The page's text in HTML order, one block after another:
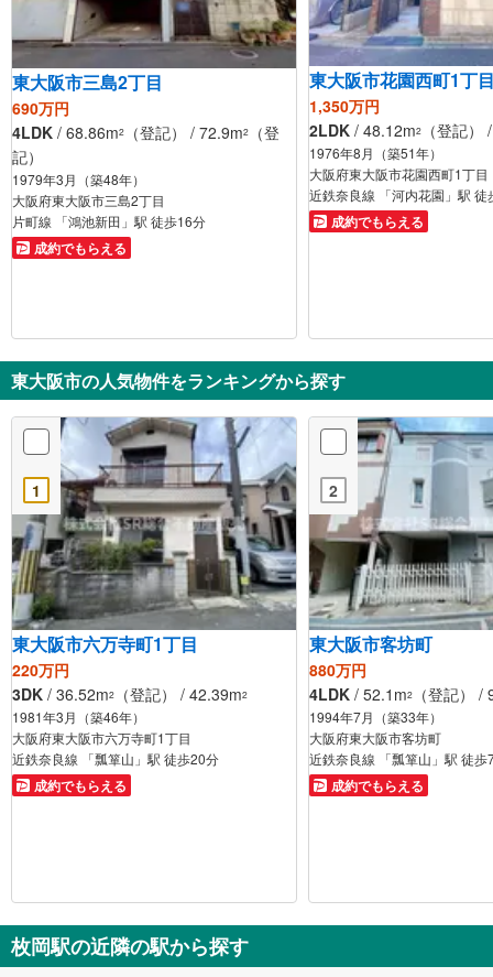
東大阪市三島2丁目
690万円
4LDK / 68.86m2 （登記） / 72.9m2
（登
記）
1979年3月（築48年）
大阪府東大阪市三島2丁目
片町線 「鴻池新田」駅 徒歩16分
成約でもらえる
東大阪市花園西町1丁
1,350万円
2LDK / 48.12m2 （登記
1976年8月（築51年）
大阪府東大阪市花園西町1丁目
近鉄奈良線 「河内花園」駅 徒
成約でもらえる
東大阪市の人気物件をランキングから探す
1
東大阪市六万寺町1丁目
220万円
3DK / 36.52m2 （登記） / 42.39m2
1981年3月（築46年）
大阪府東大阪市六万寺町1丁目
近鉄奈良線 「瓢箪山」駅 徒歩20分
成約でもらえる
2
東大阪市客坊町
880万円
4LDK / 52.1m2 （登記） /
1994年7月（築33年）
大阪府東大阪市客坊町
近鉄奈良線 「瓢箪山」駅 徒歩
成約でもらえる
枚岡駅の近隣の駅から探す